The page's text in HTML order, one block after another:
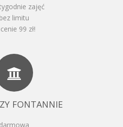
zajęć
bez limitu
99 zł!
FONTANNIE
darmowa